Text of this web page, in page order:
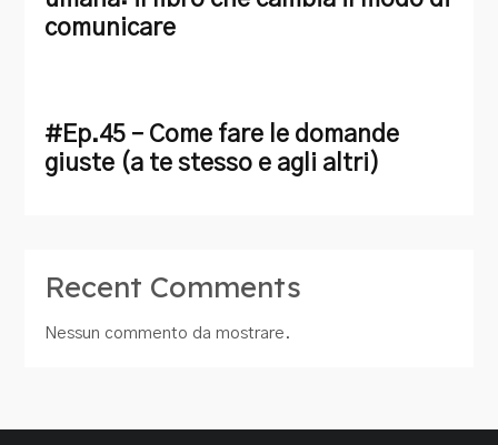
comunicare
#Ep.45 – Come fare le domande
giuste (a te stesso e agli altri)
Recent Comments
Nessun commento da mostrare.